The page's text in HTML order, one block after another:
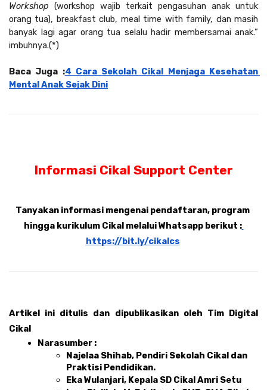
Workshop (workshop wajib terkait pengasuhan anak untuk
orang tua), breakfast club, meal time with family, dan masih
banyak lagi agar orang tua selalu hadir membersamai anak.”
imbuhnya.(*)
Baca Juga :4 Cara Sekolah Cikal Menjaga Kesehatan
Mental Anak Sejak Dini
Informasi Cikal Support Center
Tanyakan informasi mengenai pendaftaran, program
hingga kurikulum Cikal melalui Whatsapp berikut :
https://bit.ly/cikalcs
Artikel ini ditulis dan dipublikasikan oleh Tim Digital
Cikal
Narasumber :
Najelaa Shihab, Pendiri Sekolah Cikal dan
Praktisi Pendidikan.
Eka Wulanjari, Kepala SD Cikal Amri Setu